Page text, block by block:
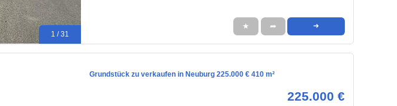
1 / 31
★ ➦ ➜
Grundstück zu verkaufen in Neuburg 225.000 € 410 m²
225.000 €